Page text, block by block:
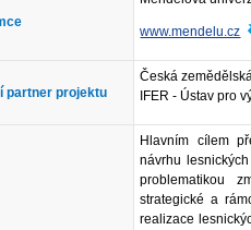
www.mendelu.cz
partner projektu
Česká
IFER - Ústav pro
Hlavním cílem
návrhu
problematikou
strategické a
realizace